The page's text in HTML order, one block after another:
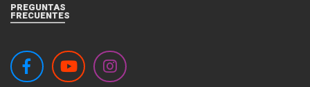
PREGUNTAS
FRECUENTES